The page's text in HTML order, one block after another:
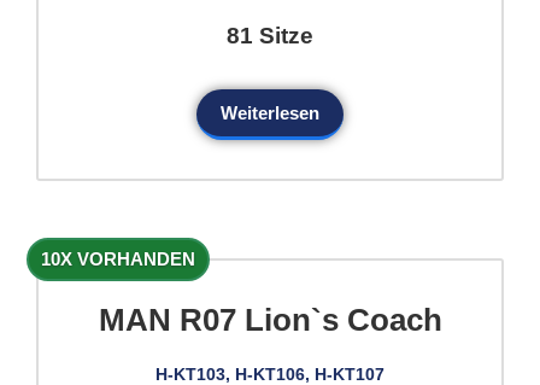
81 Sitze
Weiterlesen
10X VORHANDEN
MAN R07 Lion`s Coach
H-KT103, H-KT106, H-KT107